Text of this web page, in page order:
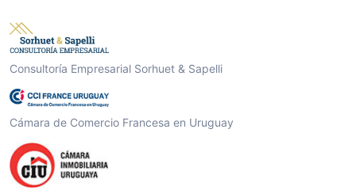
Consultoría Empresarial Sorhuet & Sapelli
Cámara de Comercio Francesa en Uruguay